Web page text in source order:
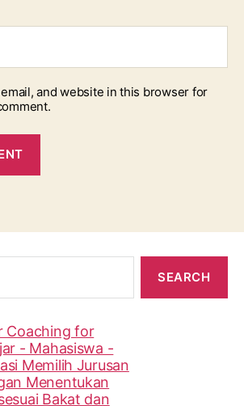
and website in this browser for